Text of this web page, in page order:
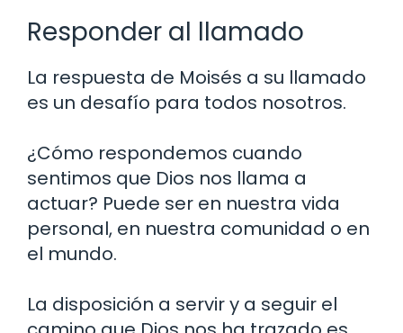
Responder al llamado
La respuesta de Moisés a su llamado
es un desafío para todos nosotros.
¿Cómo respondemos cuando
sentimos que Dios nos llama a
actuar? Puede ser en nuestra vida
personal, en nuestra comunidad o en
el mundo.
La disposición a servir y a seguir el